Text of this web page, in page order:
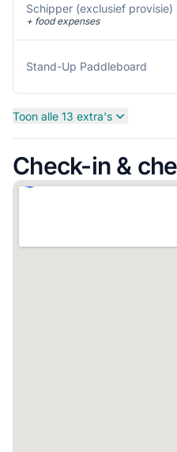
Schipper (exclusief provisie)
+ food expenses
Stand-Up Paddleboard
Toon alle 13 extra's
Check-in &